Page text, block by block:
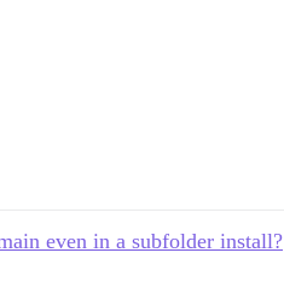
even in a subfolder install?